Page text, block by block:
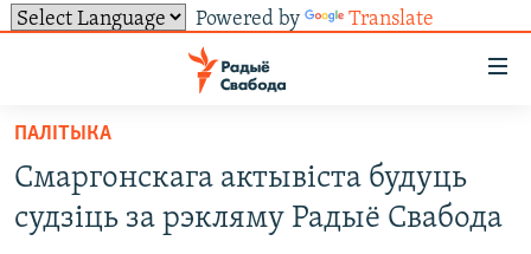
Powered by Translate
ўнівэрсальнага
доступу
Перайсьці
да
галоўнага
УСЕ НАВІНЫ
ТОЛЬКІ НА СВАБОДЗЕ
СУВЯЗЬ
ПАЛІТЫКА
Смаргонскага актывіста будуць
судзіць за рэкляму Радыё Свабода